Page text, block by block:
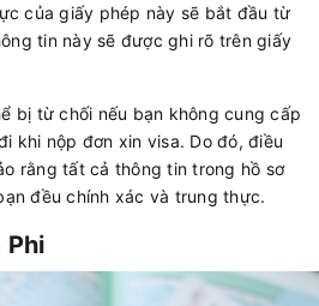
của giấy phép này sẽ bắt đầu từ
tin này sẽ được ghi rõ trên giấy
bị từ chối nếu bạn không cung cấp
khi nộp đơn xin visa. Do đó, điều
rằng tất cả thông tin trong hồ sơ
đều chính xác và trung thực.
Phi